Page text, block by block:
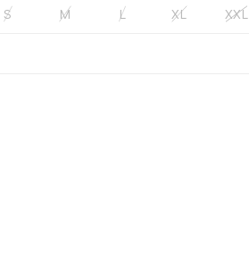
S M L XL XXL